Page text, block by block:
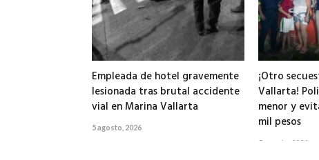
Empleada de hotel gravemente
lesionada tras brutal accidente
vial en Marina Vallarta
5 agosto, 2026
¡Otro
Vallarta!
menor y
mil pesos
5 agosto, 2026